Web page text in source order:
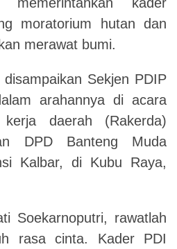
moratorium hutan dan
merawat bumi.
Sekjen PDIP
arahannya di acara
daerah (Rakerda)
DPD Banteng Muda
Kalbar, di Kubu Raya,
Soekarnoputri, rawatlah
rasa cinta. Kader PDI